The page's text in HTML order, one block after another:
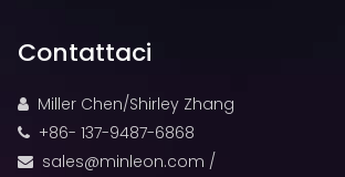
Contattaci
 Miller Chen/Shirley Zhang
 +86- 137-9487-6868
 sales@minleon.com /